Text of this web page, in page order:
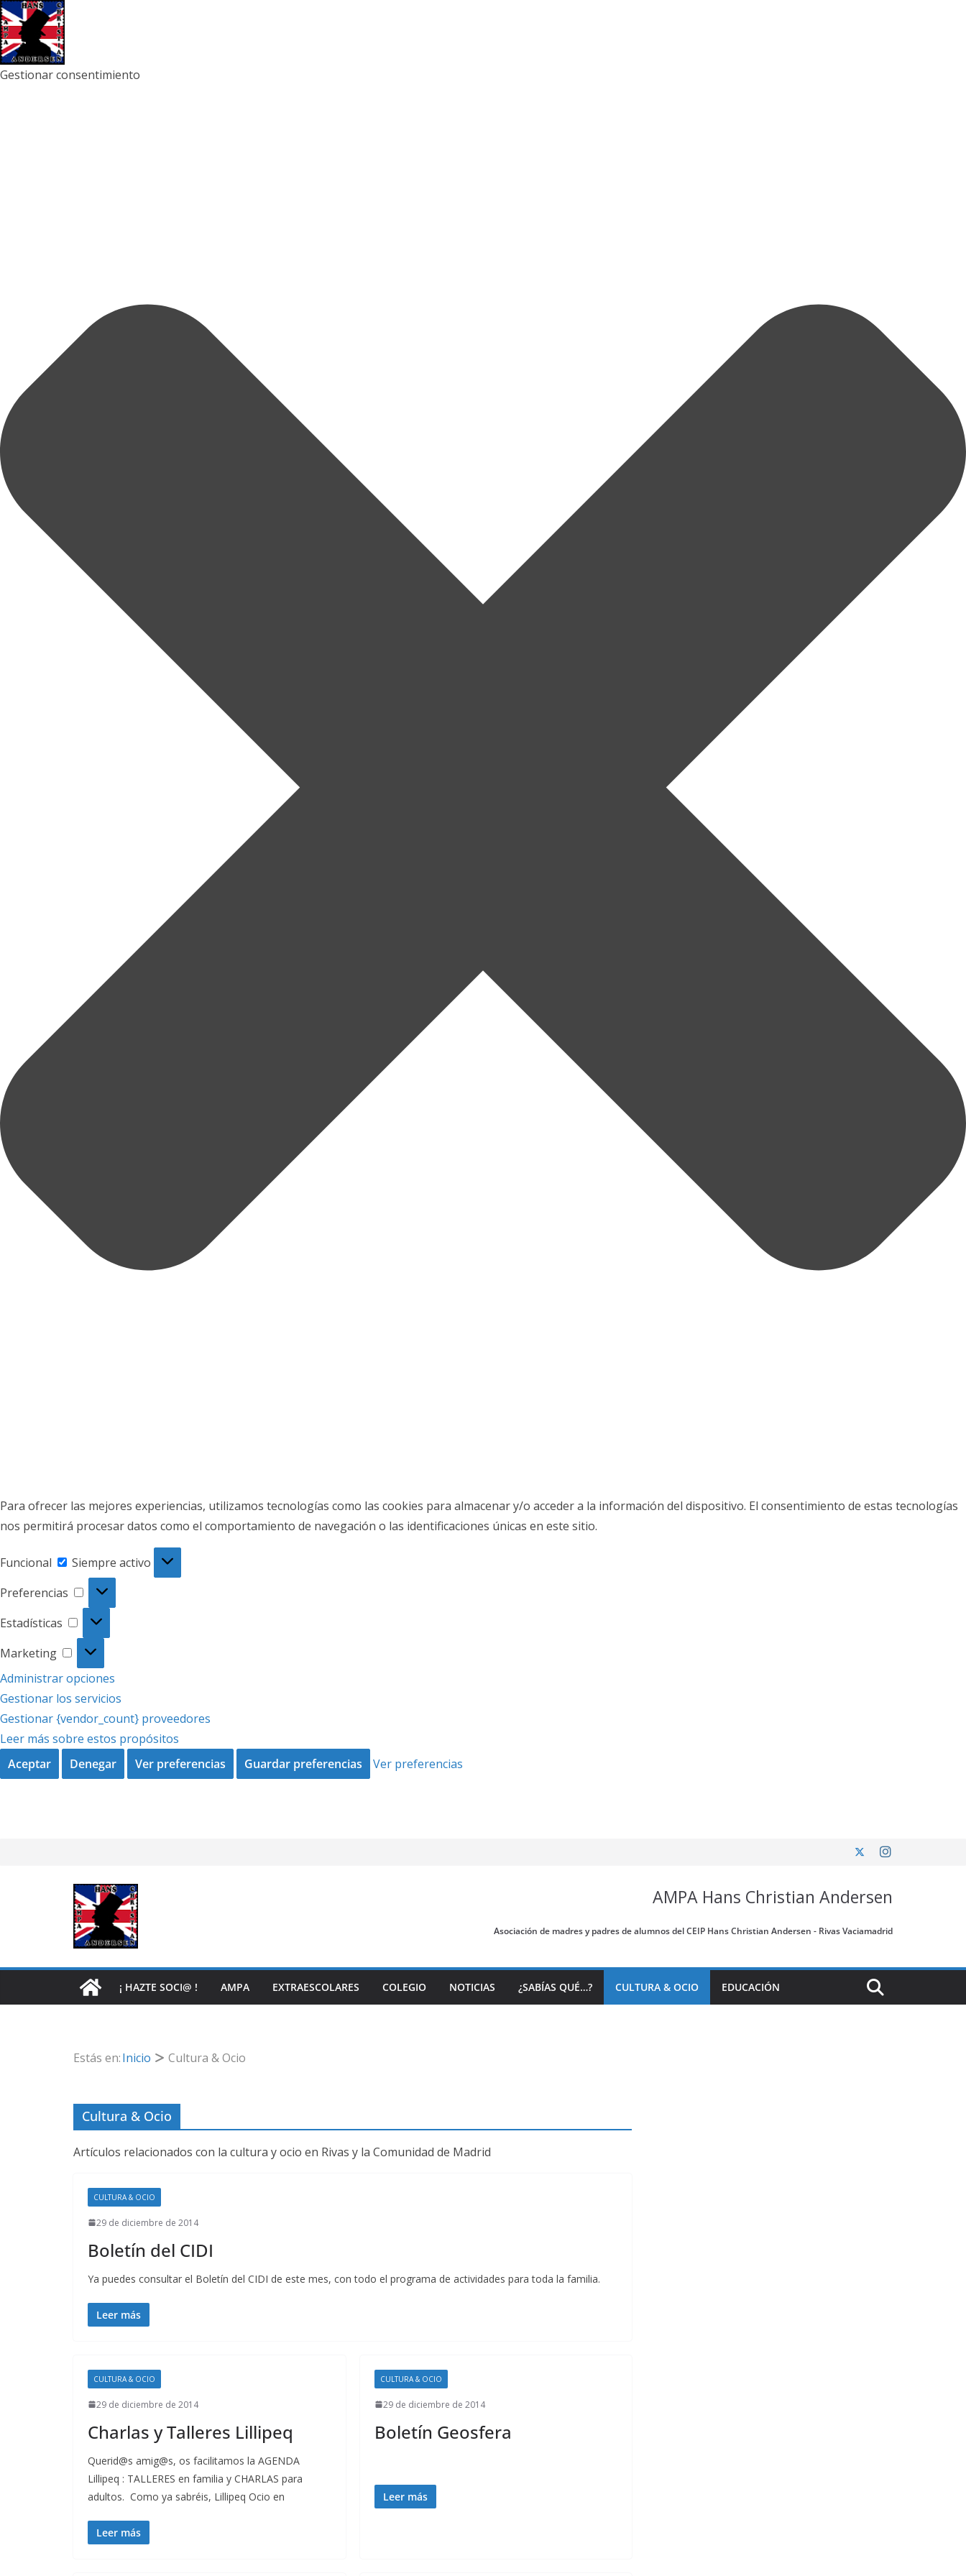
Gestionar consentimiento
Para ofrecer las mejores experiencias, utilizamos tecnologías como las cookies para almacenar y/o acceder a la información del dispositivo. El consentimiento de estas tecnologías
nos permitirá procesar datos como el comportamiento de navegación o las identificaciones únicas en este sitio.
Funcional Funcional
Siempre activo
Preferencias
Preferencias
Estadísticas Estadísticas
Marketing
Marketing
Administrar opciones
Gestionar los servicios
Gestionar {vendor_count} proveedores
Leer más sobre estos propósitos
Aceptar
Denegar Ver preferencias Guardar preferencias Ver preferencias
AMPA Hans Christian Andersen
Asociación de madres y padres de alumnos del CEIP Hans Christian Andersen - Rivas Vaciamadrid
¡ HAZTE SOCI@ ! AMPA EXTRAESCOLARES COLEGIO NOTICIAS ¿SABÍAS QUÉ…? CULTURA & OCIO EDUCACIÓN
Estás en:Inicio Cultura & Ocio
Cultura & Ocio
Artículos relacionados con la cultura y ocio en Rivas y la Comunidad de Madrid
CULTURA & OCIO
29 de diciembre de 2014
Boletín del CIDI
Ya puedes consultar el Boletín del CIDI de este mes, con todo el programa de actividades para toda la familia.
Leer más
CULTURA & OCIO
29 de diciembre de 2014
Charlas y Talleres Lillipeq
Querid@s amig@s, os facilitamos la AGENDA
Lillipeq : TALLERES en familia y CHARLAS para
adultos. Como ya sabréis, Lillipeq Ocio en
Leer más
CULTURA & OCIO
29 de diciembre de 2014
Boletín Geosfera
Leer más